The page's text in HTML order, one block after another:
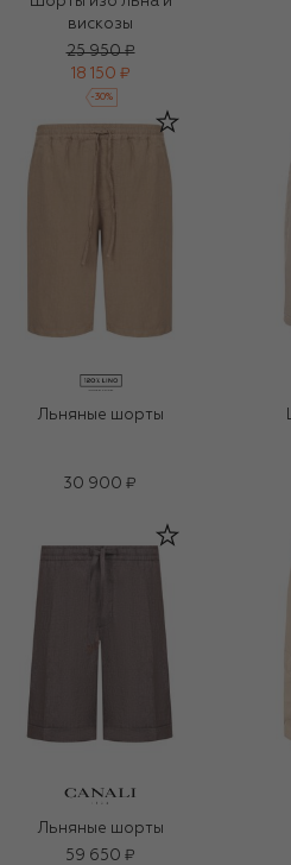
вискозы
25 950 ₽
18 150 ₽
-30%
Льняные шорты
30 900 ₽
Льняные шорты
59 650 ₽